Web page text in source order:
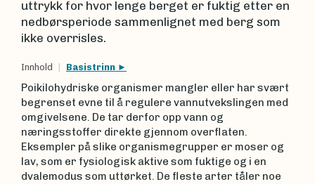
uttrykk for hvor lenge berget er fuktig etter en
nedbørsperiode sammenlignet med berg som
ikke overrisles.
Innhold Basistrinn
Poikilohydriske organismer mangler eller har svært
begrenset evne til å regulere vannutvekslingen med
omgivelsene. De tar derfor opp vann og
næringsstoffer direkte gjennom overflaten.
Eksempler på slike organismegrupper er moser og
lav, som er fysiologisk aktive som fuktige og i en
dvalemodus som uttørket. De fleste arter tåler noe